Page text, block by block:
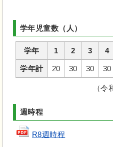
学年児童数（人）
学年 1 2 3 4
学年計 20 30 30 30
（令和8年4月
週時程
R8週時程